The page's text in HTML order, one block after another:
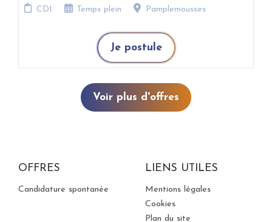
CDI Temps plein Pamplemousses
Je postule
Voir plus d'offres
OFFRES
Candidature spontanée
LIENS UTILES
Mentions légales
Cookies
Plan du site